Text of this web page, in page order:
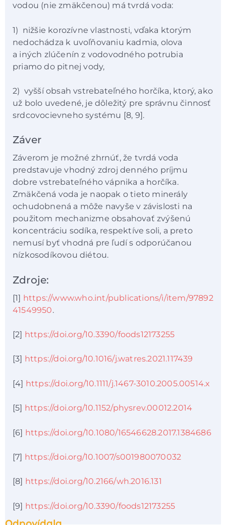
vodou (nie zmäkčenou) má tvrdá voda:
1) nižšie korozívne vlastnosti, vďaka ktorým
nedochádza k uvoľňovaniu kadmia, olova
a iných zlúčenín z vodovodného potrubia
priamo do pitnej vody,
2) vyšší obsah vstrebateľného horčíka, ktorý, ako
už bolo uvedené, je dôležitý pre správnu činnosť
srdcovocievneho systému [8, 9].
Záver
Záverom je možné zhrnúť, že tvrdá voda
predstavuje vhodný zdroj denného príjmu
dobre vstrebateľného vápnika a horčíka.
Zmäkčená voda je naopak o tieto minerály
ochudobnená a môže navyše v závislosti na
použitom mechanizme obsahovať zvýšenú
koncentráciu sodíka, respektíve soli, a preto
nemusí byť vhodná pre ľudí s odporúčanou
nízkosodíkovou diétou.
Zdroje:
[1] https://www.who.int/publications/i/item/97892
41549950.
[2] https://doi.org/10.3390/foods12173255
[3] https://doi.org/10.1016/j.watres.2021.117439
[4] https://doi.org/10.1111/j.1467-3010.2005.00514.x
[5] https://doi.org/10.1152/physrev.00012.2014
[6] https://doi.org/10.1080/16546628.2017.1384686
[7] https://doi.org/10.1007/s001980070032
[8] https://doi.org/10.2166/wh.2016.131
[9] https://doi.org/10.3390/foods12173255